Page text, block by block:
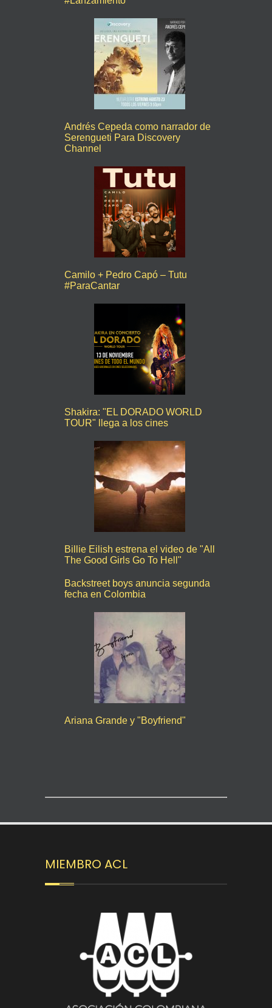
Andrés Cepeda como narrador de
Serengueti Para Discovery
Channel
Camilo + Pedro Capó – Tutu
#ParaCantar
Shakira: "EL DORADO WORLD
TOUR" llega a los cines
Billie Eilish estrena el video de "All
The Good Girls Go To Hell"
Backstreet boys anuncia segunda
fecha en Colombia
Ariana Grande y "Boyfriend"
MIEMBRO ACL